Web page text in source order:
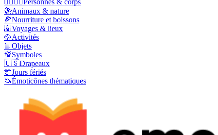
👩‍❤️‍💋‍👨Personnes & corps
🐝Animaux & nature
🍕Nourriture et boissons
🌇Voyages & lieux
🥎Activités
📙Objets
💯Symboles
🇺🇸Drapeaux
🎊Jours fériés
🦄Émoticônes thématiques